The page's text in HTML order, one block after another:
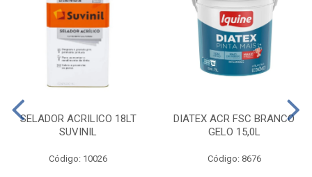
SELADOR ACRILICO 18LT
SUVINIL
Código: 10026
DIATEX ACR FSC BRANCO
GELO 15,0L
Código: 8676